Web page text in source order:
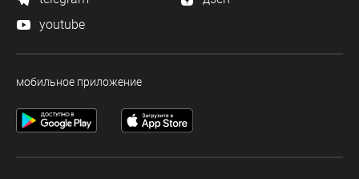
youtube
мобильное приложение